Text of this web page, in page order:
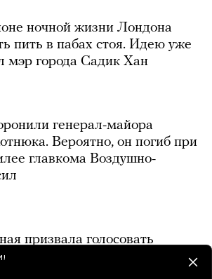
ночной жизни Лондона
пить в пабах стоя. Идею уже
мэр города Садик Хан
генерал-майора
Вероятно, он погиб при
главкома Воздушно-
призвала голосовать
выборах в Госдуму